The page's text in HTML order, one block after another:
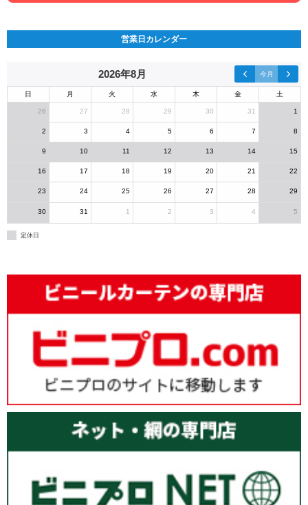
営業日カレンダー
2026年8月 今月
日 月 火 水 木 金 土
26 27 28 29 30 31 1
2 3 4 5 6 7 8
9 10 11 12 13 14 15
16 17 18 19 20 21 22
23 24 25 26 27 28 29
30 31 1 2 3 4 5
定休日